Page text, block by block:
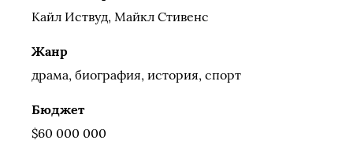
Кайл Иствуд, Майкл Стивенс
Жанр
драма, биография, история, спорт
Бюджет
$60 000 000